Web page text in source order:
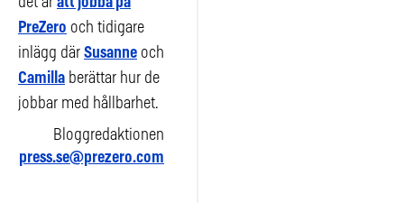
PreZero och tidigare
inlägg där Susanne och
Camilla berättar hur de
jobbar med hållbarhet.
Bloggredaktionen
press.se@prezero.com